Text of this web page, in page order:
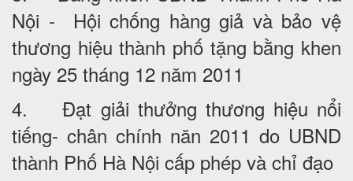
Nội - Hội chống hàng giả và bảo vệ
thương hiệu thành phố tặng bằng khen
ngày 25 tháng 12 năm 2011
4. Đạt giải thưởng thương hiệu nổi
tiếng- chân chính năn 2011 do UBND
thành Phố Hà Nội cấp phép và chỉ đạo